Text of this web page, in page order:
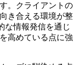
。クライアントの
き合える環境が整
な情報発信を通じ
高めている点に強